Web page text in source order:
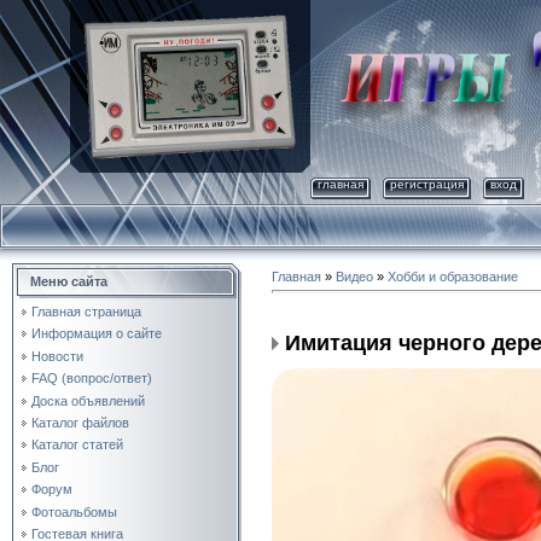
главная регистрация вход
Меню сайта
Главная страница
Информация о сайте
Новости
FAQ (вопрос/ответ)
Доска объявлений
Каталог файлов
Каталог статей
Блог
Форум
Фотоальбомы
Гостевая книга
Главная » Видео » Хобби и образование
Имитация черного